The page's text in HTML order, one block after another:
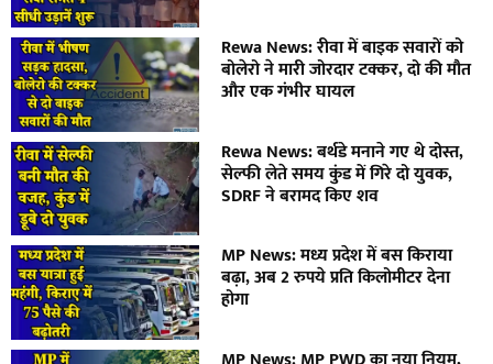
Rewa News: रीवा में बाइक सवारों को
बोलेरो ने मारी जोरदार टक्कर, दो की मौत
और एक गंभीर घायल
Rewa News: बर्थडे मनाने गए थे दोस्त,
सेल्फी लेते समय कुंड में गिरे दो युवक,
SDRF ने बरामद किए शव
MP News: मध्य प्रदेश में बस किराया
बढ़ा, अब 2 रुपये प्रति किलोमीटर देना
होगा